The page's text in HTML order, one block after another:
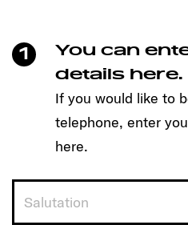
discover the model that
It's that easy:
1. Enter data
2. Select dealer & submit
1
You can
details here.
If you would like to
telephone, enter
here.
Salutation